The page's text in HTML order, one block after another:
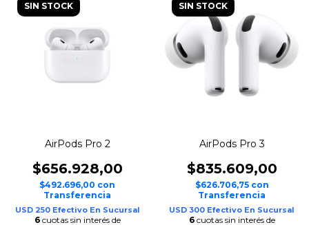
SIN STOCK
AirPods Pro 2
$656.928,00
$492.696,00 con
Transferencia
USD 250 Efectivo En Sucursal
6 cuotas sin interés de
SIN STOCK
AirPods Pro 3
$835.609,00
$626.706,75 con
Transferencia
USD 300 Efectivo En Sucursal
6 cuotas sin interés de